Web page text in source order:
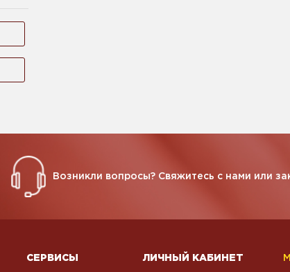
Возникли вопросы? Свяжитесь с нами или
СЕРВИСЫ ЛИЧНЫЙ КАБИНЕТ